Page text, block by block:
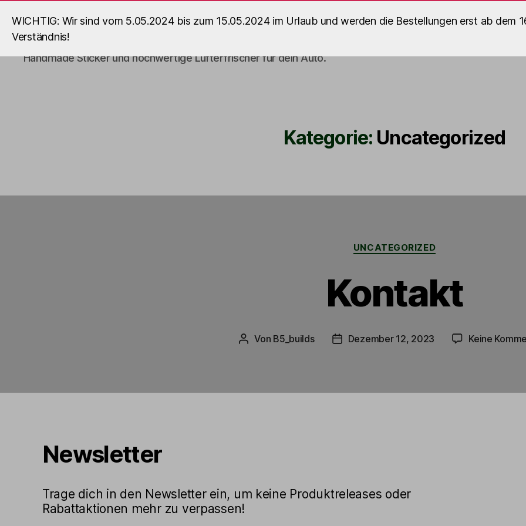
WICHTIG: Wir sind vom 5.05.2024 bis zum 15.05.2024 im Urlaub und werden die Bestellungen erst ab dem
Verständnis!
Handmade Sticker und hochwertige Lufterfrischer für dein Auto.
Kategorie: Uncategorized
Kategorien
UNCATEGORIZED
Kontakt
Beitragsautor
Von B5_builds Beitragsdatum
Dezember 12, 2023 Keine
Newsletter
Trage dich in den Newsletter ein, um keine Produktreleases oder
Rabattaktionen mehr zu verpassen!